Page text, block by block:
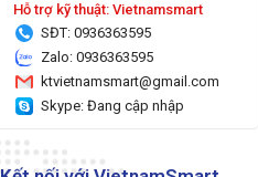
Hỗ trợ kỹ thuật: Vietnamsmart
SĐT: 0936363595
Zalo: 0936363595
ktvietnamsmart@gmail.com
Skype: Đang cập nhập